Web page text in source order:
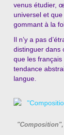
venus étudier,
universel et
gommant à la
Il n’y a pas
distinguer dans
que les
tendance
langue.
"Composition",